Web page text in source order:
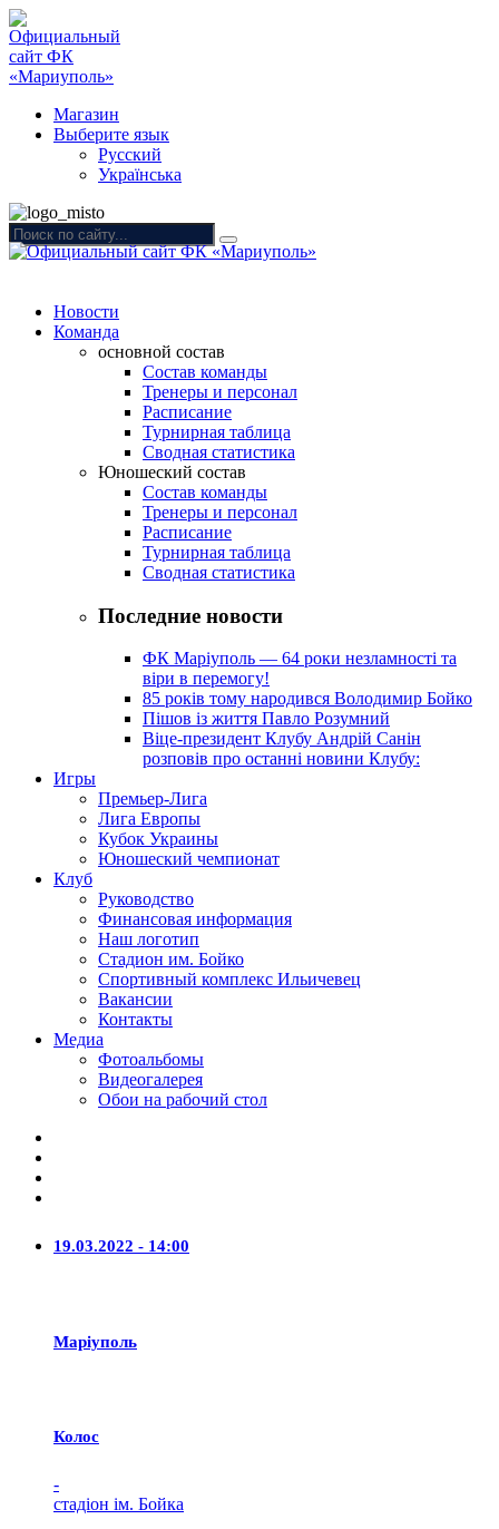
Магазин
Выберите язык
Русский
Українська
Новости
Команда
основной состав
Состав команды
Тренеры и персонал
Расписание
Турнирная таблица
Сводная статистика
Юношеский состав
Состав команды
Тренеры и персонал
Расписание
Турнирная таблица
Сводная статистика
Последние новости
ФК Маріуполь — 64 роки незламності та
віри в перемогу!
85 років тому народився Володимир Бойко
Пішов із життя Павло Розумний
Віце-президент Клубу Андрій Санін
розповів про останні новини Клубу:
Игры
Премьер-Лига
Лига Европы
Кубок Украины
Юношеский чемпионат
Клуб
Руководство
Финансовая информация
Наш логотип
Стадион им. Бойко
Спортивный комплекс Ильичевец
Вакансии
Контакты
Медиа
Фотоальбомы
Видеогалерея
Обои на рабочий стол
19.03.2022 - 14:00
Маріуполь
Колос
-
стадіон ім. Бойка